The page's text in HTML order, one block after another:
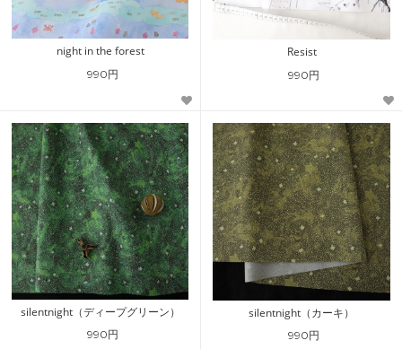
night in the forest
990円
Resist
990円
silentnight（ディープグリーン）
990円
silentnight（カーキ）
990円